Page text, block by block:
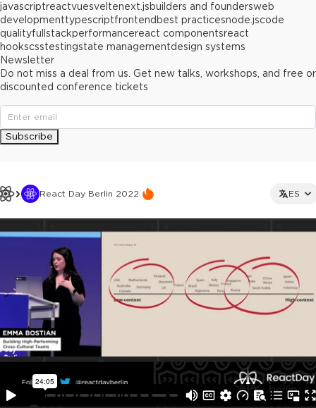
React Day Berlin 2022 ES
javascriptreactvuesveltenext.jsbuilders and foundersweb
developmenttypescriptfrontend best practicesnode.jscode
qualityfullstackperformancereact componentsreact
hookscsstestingstate managementdesign systems
Newsletter
Do not miss a deal from us. Get new talks, workshops, and free or
discounted conference tickets
Subscribe